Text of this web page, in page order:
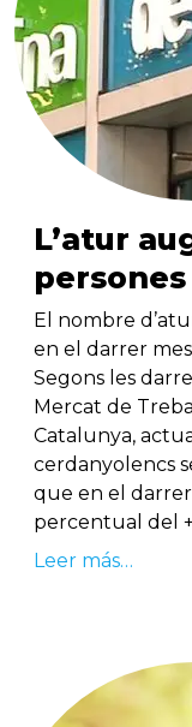
L’atur
persones
El nombre
en el darrer
Segons les
Mercat de
Catalunya,
cerdanyolencs
que en el
percentual del
Leer más…